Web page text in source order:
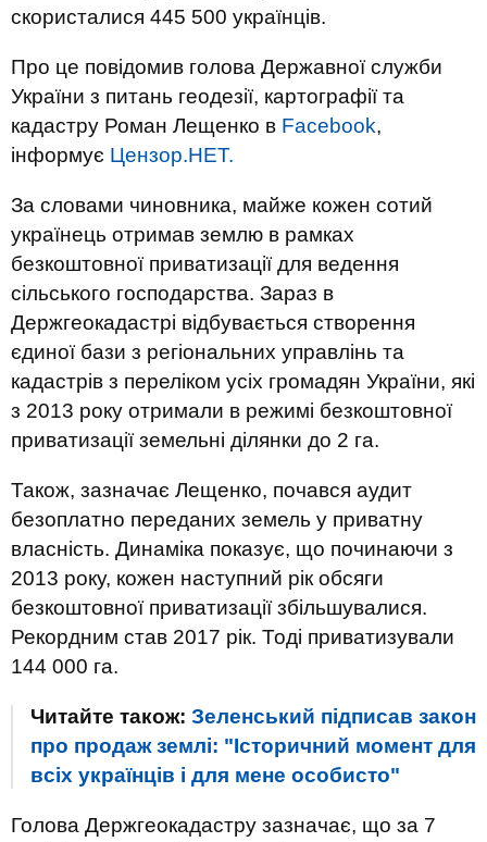
скористалися 445 500 українців.
Про це повідомив голова Державної служби
України з питань геодезії, картографії та
кадастру Роман Лещенко в Facebook,
інформує Цензор.НЕТ.
За словами чиновника, майже кожен сотий
українець отримав землю в рамках
безкоштовної приватизації для ведення
сільського господарства. Зараз в
Держгеокадастрі відбувається створення
єдиної бази з регіональних управлінь та
кадастрів з переліком усіх громадян України, які
з 2013 року отримали в режимі безкоштовної
приватизації земельні ділянки до 2 га.
Також, зазначає Лещенко, почався аудит
безоплатно переданих земель у приватну
власність. Динаміка показує, що починаючи з
2013 року, кожен наступний рік обсяги
безкоштовної приватизації збільшувалися.
Рекордним став 2017 рік. Тоді приватизували
144 000 га.
Читайте також: Зеленський підписав закон
про продаж землі: "Історичний момент для
всіх українців і для мене особисто"
Голова Держгеокадастру зазначає, що за 7